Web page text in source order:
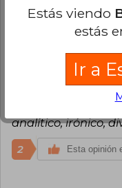
En 2006
de las
Academy
obra está
Vive en
Esta opinión
Alejandra Lopez
Diciembre, 2025
Compra Verificada
Qué buen
analítico, irónico,
2 Esta opinión
Estás viendo
estás
Ir a